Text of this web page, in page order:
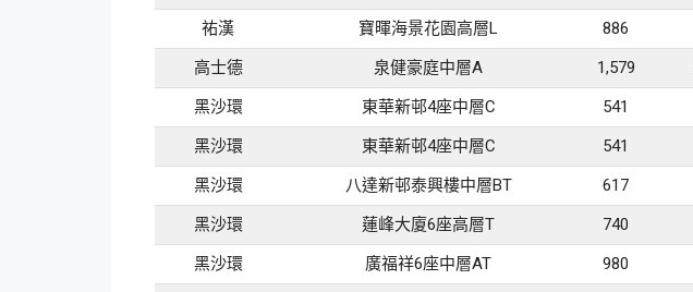
祐漢
寶暉海景花園高層L 886
高士德
泉健豪庭中層A 1,579
黑沙環
東華新邨4座中層C 541
黑沙環
東華新邨4座中層C 541
黑沙環
八達新邨泰興樓中層BT 617
黑沙環
蓮峰大廈6座高層T 740
黑沙環
廣福祥6座中層AT 980